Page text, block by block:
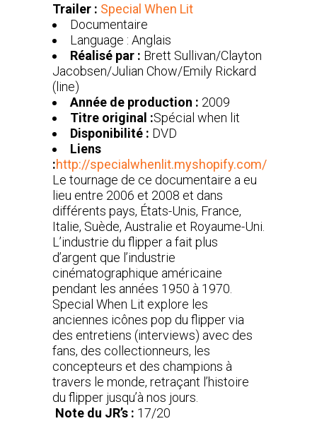
Trailer : Special When Lit
Documentaire
Language : Anglais
Réalisé par : Brett Sullivan/Clayton
Jacobsen/Julian Chow/Emily Rickard
(line)
Année de production : 2009
Titre original :Spécial when lit
Disponibilité : DVD
Liens
:http://specialwhenlit.myshopify.com/
Le tournage de ce documentaire a eu
lieu entre 2006 et 2008 et dans
différents pays, États-Unis, France,
Italie, Suède, Australie et Royaume-Uni.
L’industrie du flipper a fait plus
d’argent que l’industrie
cinématographique américaine
pendant les années 1950 à 1970.
Special When Lit explore les
anciennes icônes pop du flipper via
des entretiens (interviews) avec des
fans, des collectionneurs, les
concepteurs et des champions à
travers le monde, retraçant l’histoire
du flipper jusqu’à nos jours.
Note du JR’s : 17/20